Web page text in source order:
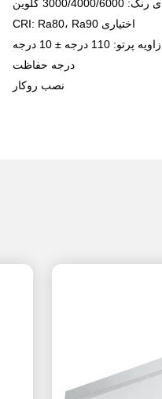
نصب روکار